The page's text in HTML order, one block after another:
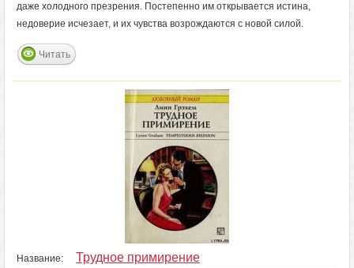
даже холодного презрения. Постепенно им открывается истина,
недоверие исчезает, и их чувства возрождаются с новой силой.
Читать
Название: Трудное примирение